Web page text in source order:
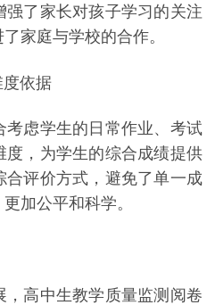
了家长对孩子学习的关注
家庭与学校的合作。
依据
虑学生的日常作业、考试
度，为学生的综合成绩提供
合评价方式，避免了单一成
加公平和科学。
高中生教学质量监测阅卷